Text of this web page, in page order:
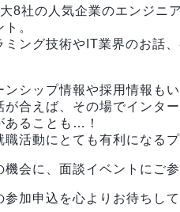
8社の人気企業のエンジニ
。
ミング技術やIT業界のお話
ンシップ情報や採用情報も
が合えば、その場でインタ
あることも…！
職活動にとても有利になる
機会に、面談イベントにご参
参加申込を心よりお待ちして